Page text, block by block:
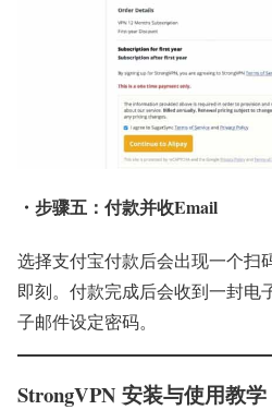
・步骤五：付款并收Email
选择支付宝付款后会出现一个扫
即刻。付款完成后会收到一封电
子邮件设定密码。
StrongVPN 安装与使用教学